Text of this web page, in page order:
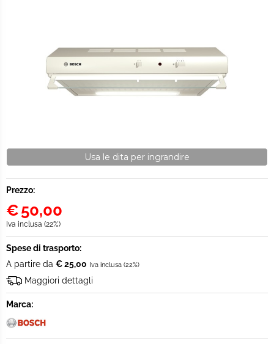
Usa le dita per ingrandire
Prezzo:
€50,00
Iva inclusa (22%)
Spese di trasporto:
A partire da € 25,00 Iva inclusa (22%)
Maggiori dettagli
Marca: